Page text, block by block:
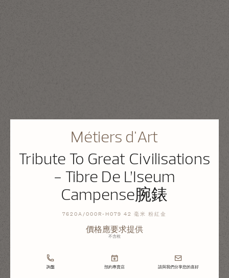
Métiers d'Art
Tribute To Great Civilisations
- Tibre De L’Iseum
Campense腕錶
7620A/000R-H079 42 毫米 粉紅金
價格應要求提供
不含稅
詢盤 預約專賣店 請與我們分享您的喜好